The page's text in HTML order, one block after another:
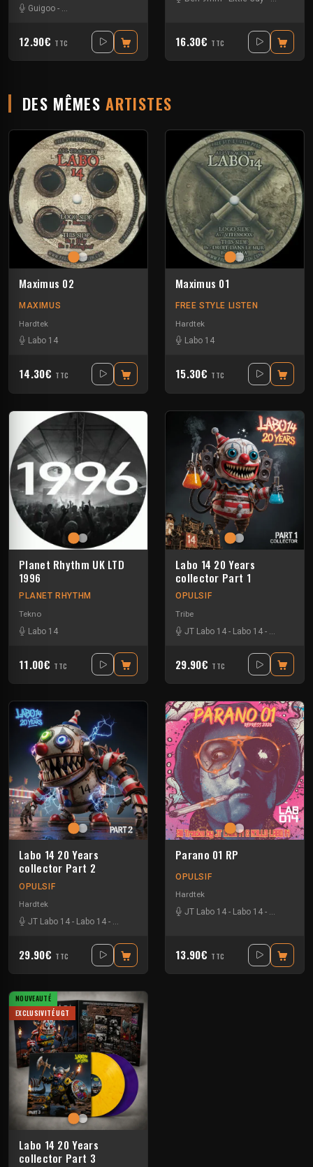
Guigoo - Mat Weasel busters
12.90€ TTC 16.30€ TTC
DES MÊMESARTISTES
Maximus 02
MAXIMUS
Hardtek
Labo 14
14.30€ TTC
Maximus 01
FREE STYLE LISTEN
Hardtek
Labo 14
15.30€ TTC
Planet Rhythm UK LTD
1996
PLANET RHYTHM
Tekno
Labo 14
11.00€ TTC
Labo 14 20 Years
collector Part 1
OPULSIF
Tribe
JT Labo 14 - Labo 14 -
29.90€ TTC
Labo 14 20 Years
collector Part 2
OPULSIF
Hardtek
JT Labo 14 - Labo 14 - N3llø Labo 14
29.90€ TTC
Parano 01 RP
OPULSIF
Hardtek
JT Labo 14 - Labo 14 - N3llø Labo
13.90€ TTC
NOUVEAUTÉ
EXCLUSIVITÉ UGT
Labo 14 20 Years
collector Part 3